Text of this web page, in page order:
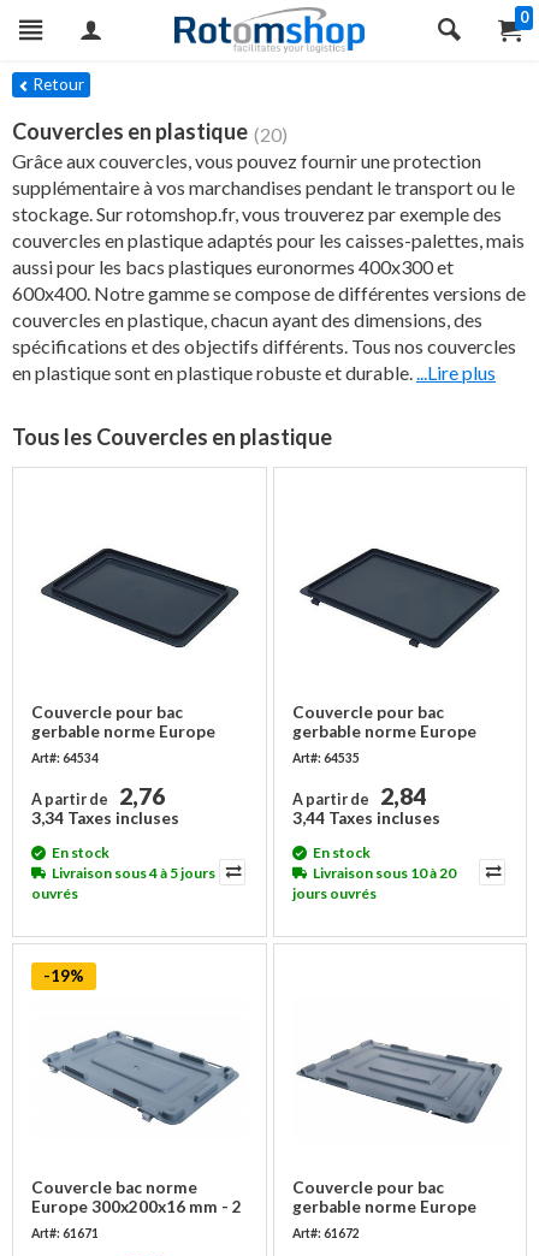
0
Retour
Couvercles en plastique (20)
Grâce aux couvercles, vous pouvez fournir une protection
supplémentaire à vos marchandises pendant le transport ou le
stockage. Sur rotomshop.fr, vous trouverez par exemple des
couvercles en plastique adaptés pour les caisses-palettes, mais
aussi pour les bacs plastiques euronormes 400x300 et
600x400. Notre gamme se compose de différentes versions de
couvercles en plastique, chacun ayant des dimensions, des
spécifications et des objectifs différents. Tous nos couvercles
en plastique sont en plastique robuste et durable....Lire plus
Tous les Couvercles en plastique
Couvercle pour bac
gerbable norme Europe
300x200x16mm, sans
charnière
Art#: 64534
A partir de 2,76
3,34 Taxes incluses
En stock
Livraison sous 4 à 5 jours
ouvrés
Couvercle pour bac
gerbable norme Europe
300x200x16mm, avec
charnières
Art#: 64535
A partir de 2,84
3,44 Taxes incluses
En stock
Livraison sous 10 à 20
jours ouvrés
-19%
Couvercle bac norme
Europe 300x200x16 mm - 2
charnières
Art#: 61671
Couvercle pour bac
gerbable norme Europe
400x300x19mm, sans
Art#: 61672